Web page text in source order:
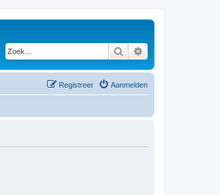
Zoek
Aanmelden
Registreer